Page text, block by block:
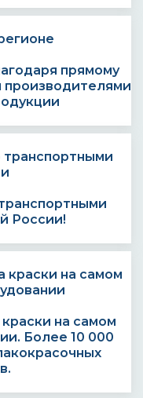
прямому
производителями
России!
на самом
Более 10 000